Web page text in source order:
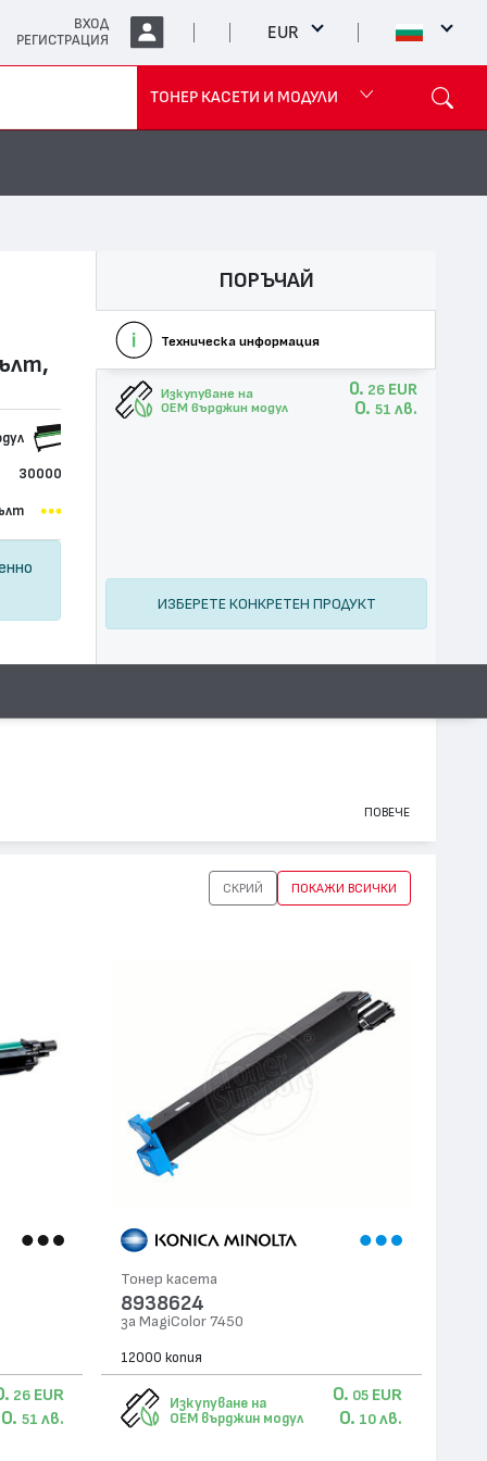
ВХОД
РЕГИСТРАЦИЯ
EUR
ТОНЕР КАСЕТИ И МОДУЛИ
30000
ПОРЪЧАЙ
Техническа информация
Изкупуване на
OEM върджин модул
0. 26 EUR
0. 51 лв.
ИЗБЕРЕТЕ КОНКРЕТЕН ПРОДУКТ
ПОВЕЧЕ
СКРИЙ ПОКАЖИ ВСИЧКИ
26 EUR
0. 51 лв.
Тонер касета
8938624
за MagiColor 7450
12000 копия
Изкупуване на
OEM върджин модул
0. 05 EUR
0. 10 лв.